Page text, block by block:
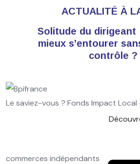
ACTUALITÉ À
Solitude du dirigeant
mieux s’entourer
contrôle ?
Le saviez-vous ? Fonds Impact
commerces indépendants